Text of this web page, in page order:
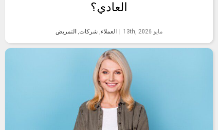
العادي؟
مايو 13th, 2026 العملاء, شركات, التمريض